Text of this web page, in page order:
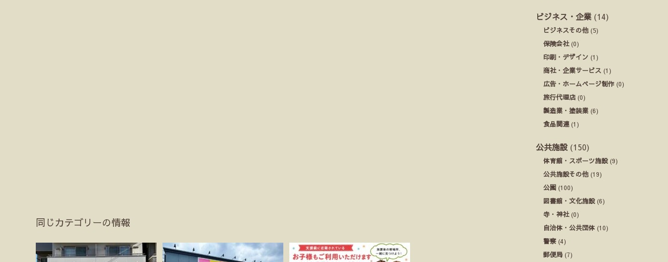
同じカテゴリーの情報
ビジネス・企業 (14)
ビジネスその他 (5)
保険会社(0)
印刷・デザイン (1)
商社・企業サービス (1)
広告・ホームページ制作 (0)
旅行代理店 (0)
製造業・塗装業 (6)
食品関連 (1)
公共施設 (150)
体育館・スポーツ施設(9)
公共施設その他 (19)
公園 (100)
図書館・文化施設(6)
寺・神社(0)
自治体・公共団体 (10)
警察 (4)
郵便局 (7)